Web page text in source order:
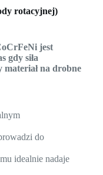
rotacyjnej)
jest
gdy siła
na drobne
do
idealnie nadaje